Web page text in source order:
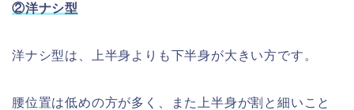
②洋ナシ型
洋ナシ型は、上半身よりも下半身が大きい方です。
腰位置は低めの方が多く、また上半身が割と細いこと